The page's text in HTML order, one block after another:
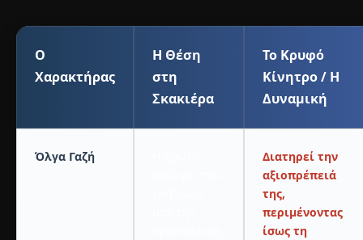
Ο
Χαρακτήρας
Η Θέση
στη
Σκακιέρα
Το Κρυφό
Κίνητρο / Η
Δυναμική
Όλγα Γαζή
Διατηρεί την
αξιοπρέπειά
της,
περιμένοντας
ίσως τη